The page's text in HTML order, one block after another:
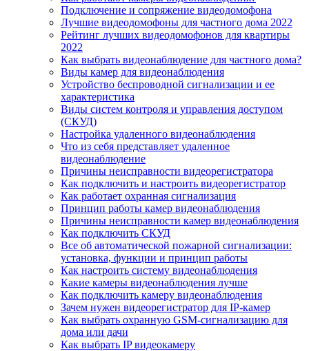
Подключение и сопряжение видеодомофона
Лучшие видеодомофоны для частного дома 2022
Рейтинг лучших видеодомофонов для квартиры
2022
Как выбрать видеонаблюдение для частного дома?
Виды камер для видеонаблюдения
Устройство беспроводной сигнализации и ее
характеристика
Виды систем контроля и управления доступом
(СКУД)
Настройка удаленного видеонаблюдения
Что из себя представляет удаленное
видеонаблюдение
Причины неисправности видеорегистратора
Как подключить и настроить видеорегистратор
Как работает охранная сигнализация
Принцип работы камер видеонаблюдения
Причины неисправности камер видеонаблюдения
Как подключить СКУД
Все об автоматической пожарной сигнализации:
установка, функции и принцип работы
Как настроить систему видеонаблюдения
Какие камеры видеонаблюдения лучше
Как подключить камеру видеонаблюдения
Зачем нужен видеорегистратор для IP-камер
Как выбрать охранную GSM-сигнализацию для
дома или дачи
Как выбрать IP видеокамеру